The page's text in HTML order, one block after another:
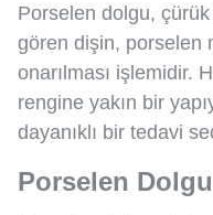
Porselen dolgu,
gören dişin, porselen
onarılması işlemidir.
rengine yakın bir
dayanıklı bir tedavi
Porselen